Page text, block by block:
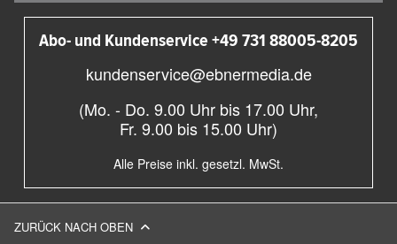
Abo- und Kundenservice +49 731 88005-8205
kundenservice@ebnermedia.de
(Mo. - Do. 9.00 Uhr bis 17.00 Uhr,
Fr. 9.00 bis 15.00 Uhr)
Alle Preise inkl. gesetzl. MwSt.
ZURÜCK NACH OBEN